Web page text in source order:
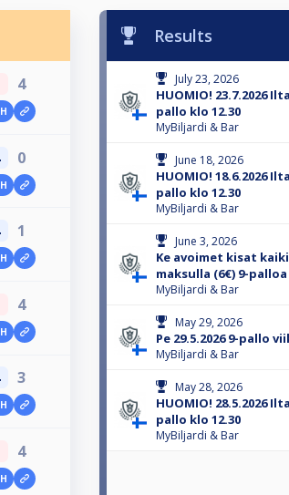
4
0
1
4
3
4
Results
July 23, 2026
HUOMIO! 23.7.2026
pallo klo 12.30
MyBiljardi & Bar
June 18, 2026
HUOMIO! 18.6.2026
pallo klo 12.30
MyBiljardi & Bar
June 3, 2026
Ke avoimet kisat
maksulla (6€) 9-palloa
MyBiljardi & Bar
May 29, 2026
Pe 29.5.2026 9-pallo
MyBiljardi & Bar
May 28, 2026
HUOMIO! 28.5.2026
pallo klo 12.30
MyBiljardi & Bar